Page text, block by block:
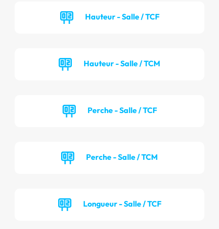
Hauteur - Salle / TCF
Hauteur - Salle / TCM
Perche - Salle / TCF
Perche - Salle / TCM
Longueur - Salle / TCF